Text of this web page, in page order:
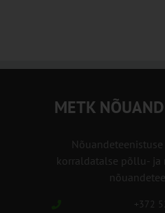
METK
korraldatalse põllu- ja
+372